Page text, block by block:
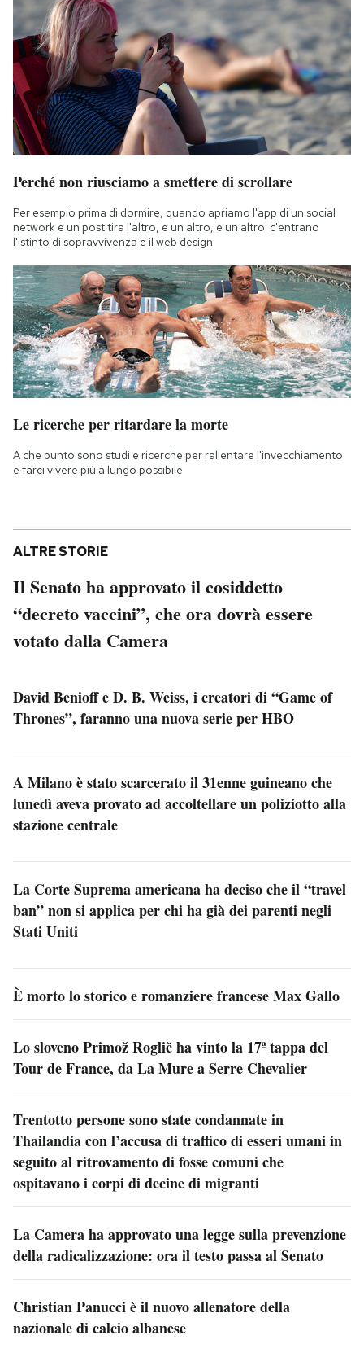
Perché non riusciamo a smettere di scrollare
Per esempio prima di dormire, quando apriamo l'app di un social
network e un post tira l'altro, e un altro, e un altro: c'entrano
l'istinto di sopravvivenza e il web design
Le ricerche per ritardare la morte
A che punto sono studi e ricerche per rallentare l'invecchiamento
e farci vivere più a lungo possibile
ALTRE STORIE
Il Senato ha approvato il cosiddetto
“decreto vaccini”, che ora dovrà essere
votato dalla Camera
David Benioff e D. B. Weiss, i creatori di “Game of
Thrones”, faranno una nuova serie per HBO
A Milano è stato scarcerato il 31enne guineano che
lunedì aveva provato ad accoltellare un poliziotto alla
stazione centrale
La Corte Suprema americana ha deciso che il “travel
ban” non si applica per chi ha già dei parenti negli
Stati Uniti
È morto lo storico e romanziere francese Max Gallo
Lo sloveno Primož Roglič ha vinto la 17ª tappa del
Tour de France, da La Mure a Serre Chevalier
Trentotto persone sono state condannate in
Thailandia con l’accusa di traffico di esseri umani in
seguito al ritrovamento di fosse comuni che
ospitavano i corpi di decine di migranti
La Camera ha approvato una legge sulla prevenzione
della radicalizzazione: ora il testo passa al Senato
Christian Panucci è il nuovo allenatore della
nazionale di calcio albanese